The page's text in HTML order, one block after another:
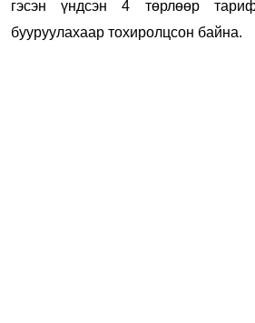
гэсэн үндсэн 4 төрлөөр
бууруулахаар тохиролцсон байна.